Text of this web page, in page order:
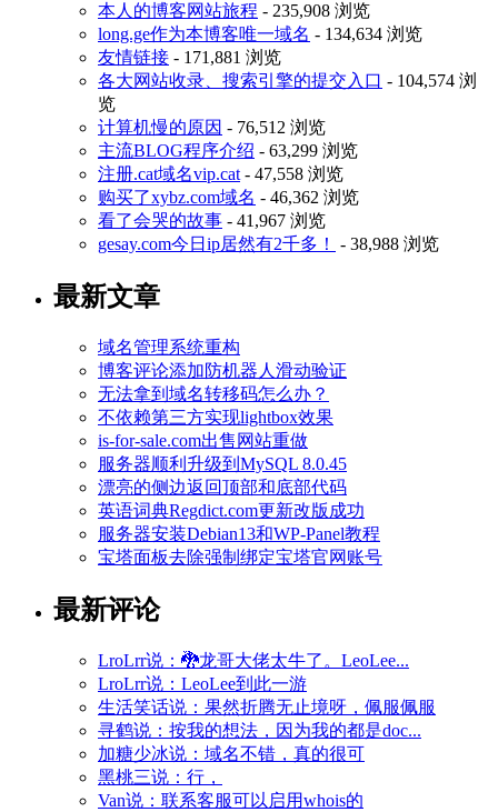
本人的博客网站旅程 - 235,908 浏览
long.ge作为本博客唯一域名 - 134,634 浏览
友情链接 - 171,881 浏览
各大网站收录、搜索引擎的提交入口 - 104,574 浏
览
计算机慢的原因 - 76,512 浏览
主流BLOG程序介绍 - 63,299 浏览
注册.cat域名vip.cat - 47,558 浏览
购买了xybz.com域名 - 46,362 浏览
看了会哭的故事 - 41,967 浏览
gesay.com今日ip居然有2千多！
- 38,988 浏览
最新文章
域名管理系统重构
博客评论添加防机器人滑动验证
无法拿到域名转移码怎么办？
不依赖第三方实现lightbox效果
is-for-sale.com出售网站重做
服务器顺利升级到MySQL 8.0.45
漂亮的侧边返回顶部和底部代码
英语词典Regdict.com更新改版成功
服务器安装Debian13和WP-Panel教程
宝塔面板去除强制绑定宝塔官网账号
最新评论
LroLrr说：🐉龙哥大佬太牛了。LeoLee...
LroLrr说：LeoLee到此一游
生活笑话说：果然折腾无止境呀，佩服佩服
寻鹤说：按我的想法，因为我的都是doc...
加糖少冰说：域名不错，真的很可
黑桃三说：行，
Van说：联系客服可以启用whois的